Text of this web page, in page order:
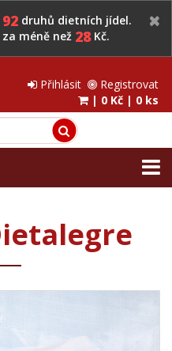
92 druhů dietních jídel.
méně než 28Kč.
Přihlásit
Registrovat
| 0 Kč | 0 ks